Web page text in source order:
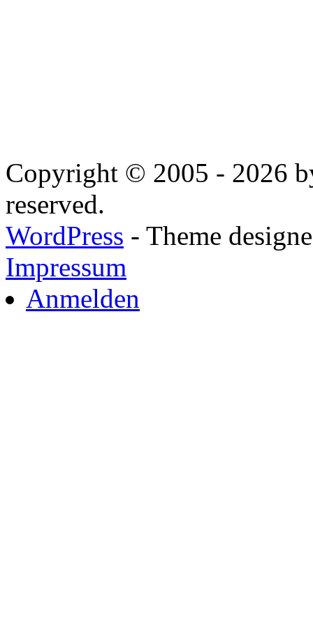
Copyright © 2005 - 2026
reserved.
WordPress - Theme
Impressum
Anmelden